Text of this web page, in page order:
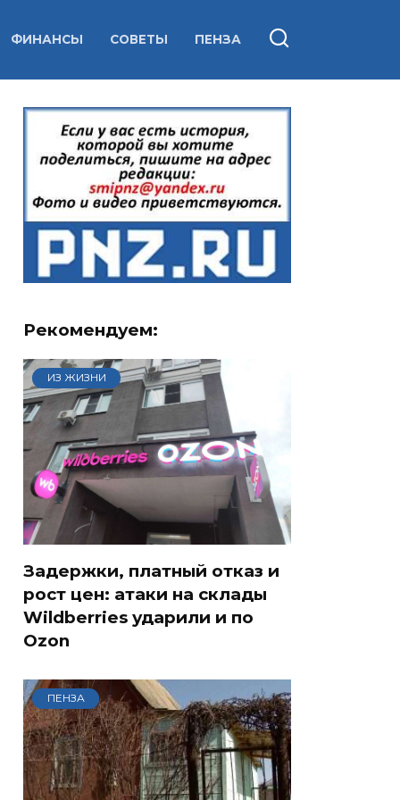
ФИНАНСЫ СОВЕТЫ ПЕНЗА
Рекомендуем:
ИЗ ЖИЗНИ
Задержки, платный отказ и
рост цен: атаки на склады
Wildberries ударили и по
Ozon
ПЕНЗА